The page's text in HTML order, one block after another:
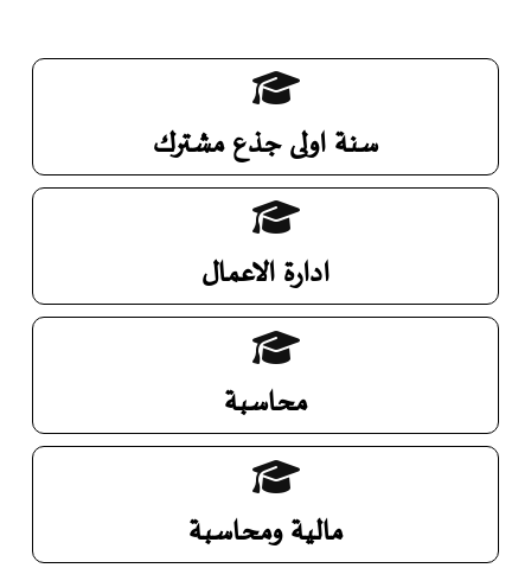
سنة اولى جذع مشترك
ادارة الاعمال
محاسبة
مالية ومحاسبة